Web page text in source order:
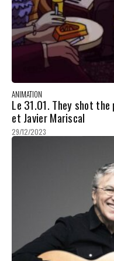
ANIMATION
Le 31.01. They shot the
et Javier Mariscal
29/12/2023